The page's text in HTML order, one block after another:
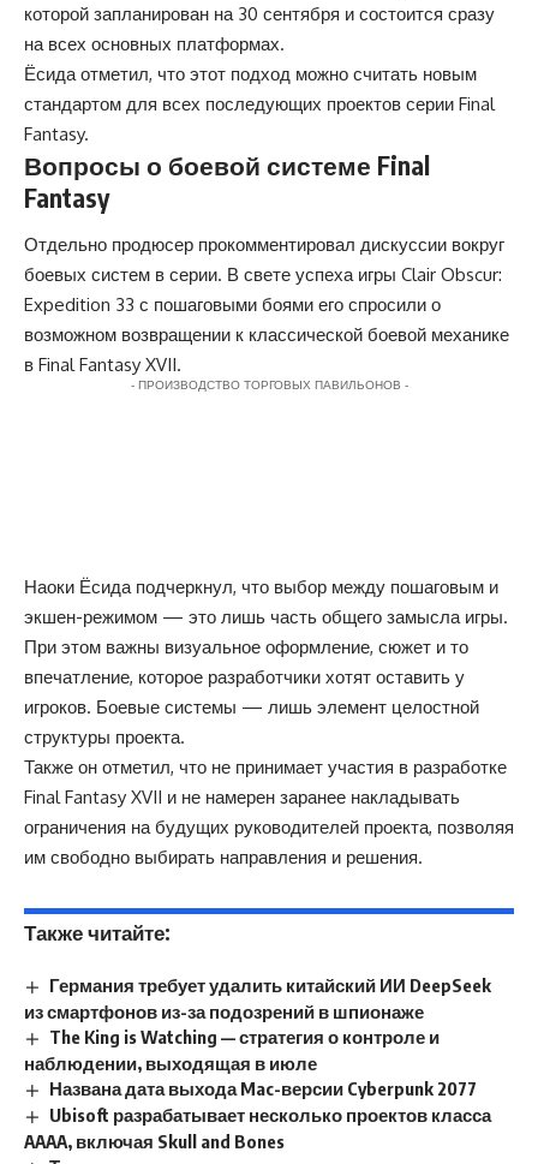
которой запланирован на 30 сентября и состоится сразу
на всех основных платформах.
Ёсида отметил, что этот подход можно считать новым
стандартом для всех последующих проектов серии Final
Fantasy.
Вопросы о боевой системе Final
Fantasy
Отдельно продюсер прокомментировал дискуссии вокруг
боевых систем в серии. В свете успеха игры Clair Obscur:
Expedition 33 с пошаговыми боями его спросили о
возможном возвращении к классической боевой механике
в Final Fantasy XVII.
- ПРОИЗВОДСТВО ТОРГОВЫХ ПАВИЛЬОНОВ -
Наоки Ёсида подчеркнул, что выбор между пошаговым и
экшен-режимом — это лишь часть общего замысла игры.
При этом важны визуальное оформление, сюжет и то
впечатление, которое разработчики хотят оставить у
игроков. Боевые системы — лишь элемент целостной
структуры проекта.
Также он отметил, что не принимает участия в разработке
Final Fantasy XVII и не намерен заранее накладывать
ограничения на будущих руководителей проекта, позволяя
им свободно выбирать направления и решения.
Также читайте:
Германия требует удалить китайский ИИ DeepSeek
из смартфонов из-за подозрений в шпионаже
The King is Watching — стратегия о контроле и
наблюдении, выходящая в июле
Названа дата выхода Mac-версии Cyberpunk 2077
Ubisoft разрабатывает несколько проектов класса
AAAA, включая Skull and Bones